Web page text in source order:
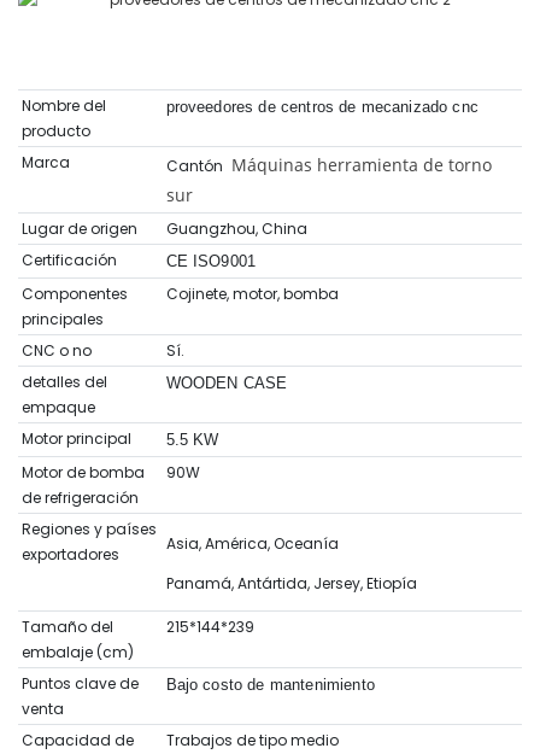
Nombre del
producto
proveedores de centros de mecanizado cnc
Marca Cantón Máquinas herramienta de torno
sur
Lugar de origen
Guangzhou, China
Certificación
CE ISO9001
Componentes
principales
Cojinete, motor, bomba
CNC o no
Sí.
detalles del
empaque
WOODEN CASE
Motor principal 5.5 KW
Motor de bomba
de refrigeración
90W
Regiones y países
exportadores
Asia, América, Oceanía
Panamá, Antártida, Jersey, Etiopía
Tamaño del
embalaje (cm)
215*144*239
Puntos clave de
venta
Bajo costo de mantenimiento
Capacidad de
Trabajos de tipo medio